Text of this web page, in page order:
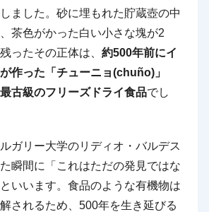
ました。砂に埋もれた貯蔵壺の中
茶色がかった白い小さな塊が2
ったその正体は、 約500年前にイ
作った「チューニョ(chuño)」
古級のフリーズドライ食品でし
ガリー大学のリディオ・バルデス
瞬間に「これはただの発見ではな
いいます。食品のような有機物は
されるため、500年を生き延びる